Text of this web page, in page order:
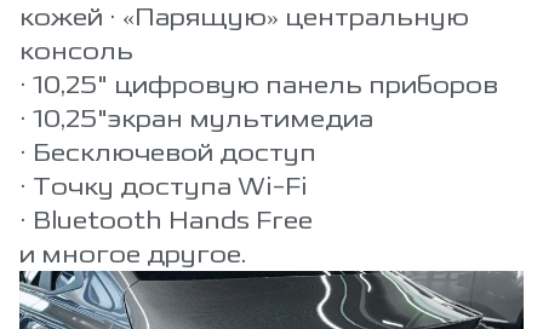
кожей • «Парящую» центральную
консоль
• 10,25" цифровую панель приборов
• 10,25"экран мультимедиа
• Бесключевой доступ
• Точку доступа Wi-Fi
• Bluetooth Hands Free
и многое другое.